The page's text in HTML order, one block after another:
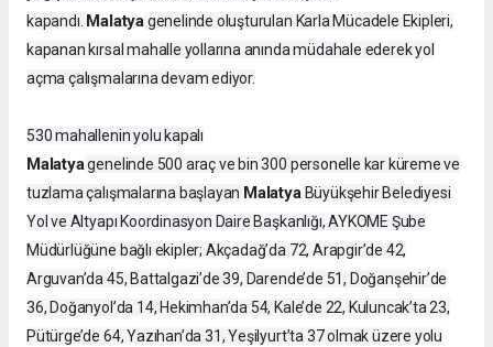
kapandı. Malatyagenelinde oluşturulan Karla Mücadele Ekipleri,
kapanan kırsal mahalle yollarına anında müdahale ederek yol
açma çalışmalarına devam ediyor.
530 mahallenin yolu kapalı
Malatyagenelinde 500 araç ve bin 300 personelle kar küreme ve
tuzlama çalışmalarına başlayan MalatyaBüyükşehir Belediyesi
Yol ve Altyapı Koordinasyon Daire Başkanlığı, AYKOME Şube
Müdürlüğüne bağlı ekipler; Akçadağ’da 72, Arapgir’de 42,
Arguvan’da 45, Battalgazi’de 39, Darende’de 51, Doğanşehir’de
36, Doğanyol’da 14, Hekimhan’da 54, Kale’de 22, Kuluncak’ta 23,
Pütürge’de 64, Yazıhan’da 31, Yeşilyurt’ta 37 olmak üzere yolu